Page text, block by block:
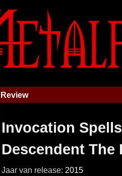
Review
Invocation
Descendent The
Jaar van release: 2015